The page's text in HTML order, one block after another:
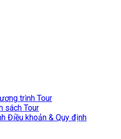
trình Tour
sách Tour
Điều khoản & Quy định